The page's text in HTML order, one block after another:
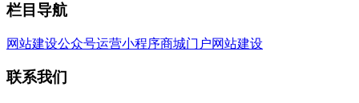
栏目导航
网站建设公众号运营小程序商城门户网站建设
联系我们